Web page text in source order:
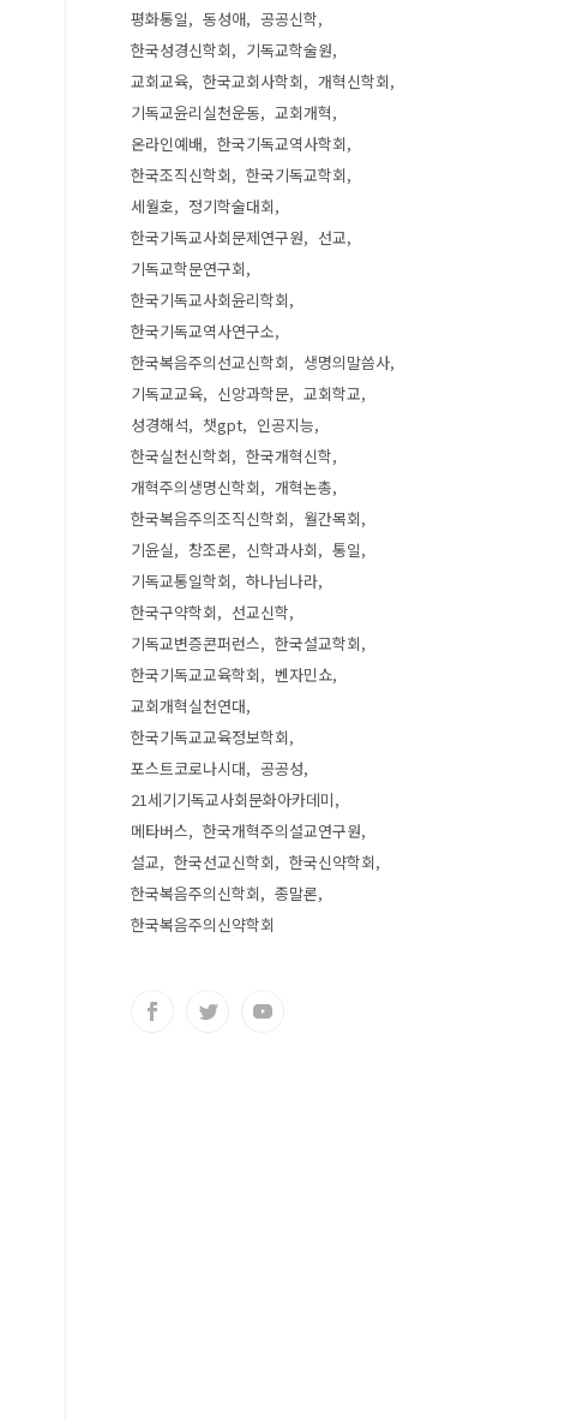
평화통일
동성애
공공신학
한국성경신학회
기독교학술원
교회교육
한국교회사학회
개혁신학회
기독교윤리실천운동
교회개혁
온라인예배
한국기독교역사학회
한국조직신학회
한국기독교학회
세월호
정기학술대회
한국기독교사회문제연구원
선교
기독교학문연구회
한국기독교사회윤리학회
한국기독교역사연구소
한국복음주의선교신학회
생명의말씀사
기독교교육
신앙과학문
교회학교
성경해석
챗gpt
인공지능
한국실천신학회
한국개혁신학
개혁주의생명신학회
개혁논총
한국복음주의조직신학회
월간목회
기윤실
창조론 신학과사회
통일
기독교통일학회
하나님나라
한국구약학회
선교신학
기독교변증콘퍼런스
한국설교학회
한국기독교교육학회
벤자민쇼
교회개혁실천연대
한국기독교교육정보학회
포스트코로나시대
공공성
21세기기독교사회문화아카데미
메타버스
한국개혁주의설교연구원
설교
한국선교신학회
한국신약학회
한국복음주의신학회
종말론
한국복음주의신약학회